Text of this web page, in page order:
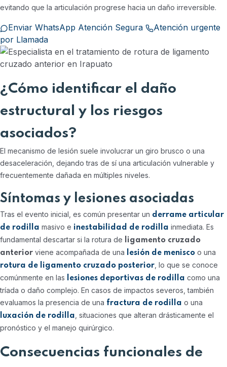
evitando que la articulación progrese hacia un daño irreversible.
Enviar WhatsApp Atención Segura
Atención urgente
por Llamada
¿Cómo identificar el daño
estructural y los riesgos
asociados?
El mecanismo de lesión suele involucrar un giro brusco o una
desaceleración, dejando tras de sí una articulación vulnerable y
frecuentemente dañada en múltiples niveles.
Síntomas y lesiones asociadas
Tras el evento inicial, es común presentar un derrame articular
de rodilla masivo e inestabilidad de rodilla inmediata. Es
fundamental descartar si la rotura de
ligamento cruzado
anterior viene acompañada de una lesión de menisco o una
rotura de ligamento cruzado posterior , lo que se conoce
comúnmente en las
lesiones deportivas de rodilla como una
tríada o daño complejo. En casos de impactos severos, también
evaluamos la presencia de una fractura de rodilla o una
luxación de rodilla , situaciones que alteran drásticamente el
pronóstico y el manejo quirúrgico.
Consecuencias funcionales de